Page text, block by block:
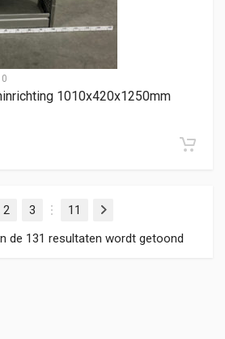
1010x420x1250mm
2 3
…
11
Volgende
de 131 resultaten wordt getoond